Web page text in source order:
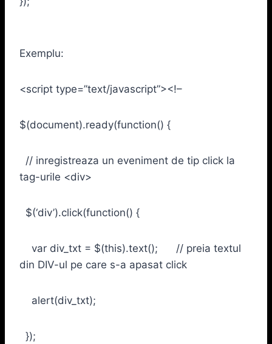
Exemplu:
<script type=”text/javascript”><!–
$(document).ready(function() {
// inregistreaza un eveniment de tip click la
tag-urile <div>
$(‘div’).click(function() {
var div_txt = $(this).text(); // preia textul
din DIV-ul pe care s-a apasat click
alert(div_txt);
});